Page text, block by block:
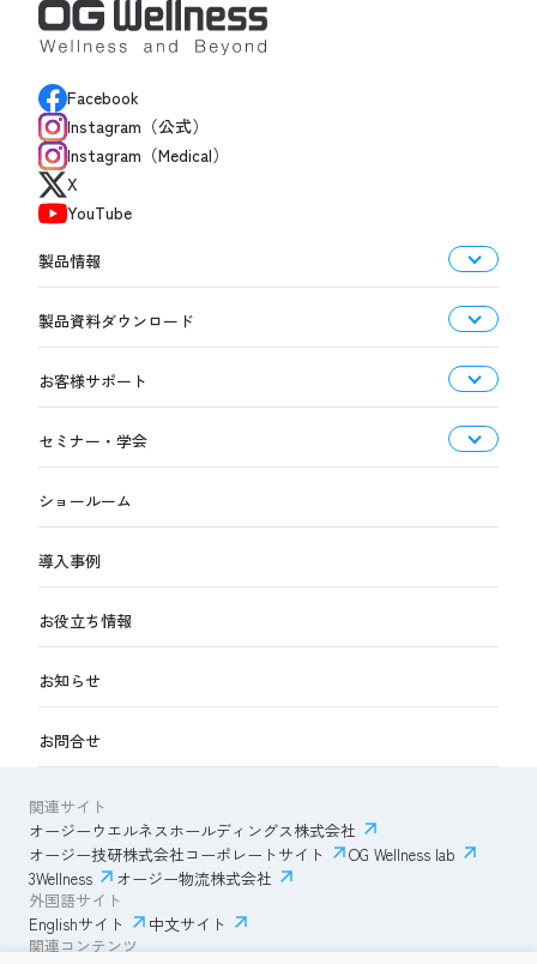
Facebook
Instagram（公式）
Instagram（Medical）
X
YouTube
製品情報
製品資料ダウンロード
お客様サポート
セミナー・学会
ショールーム
導入事例
お役立ち情報
お知らせ
お問合せ
関連サイト
オージーウエルネスホールディングス株式会社
オージー技研株式会社コーポレートサイト
OG Wellness lab
3Wellness
オージー物流株式会社
外国語サイト
Englishサイト
中文サイト
関連コンテンツ